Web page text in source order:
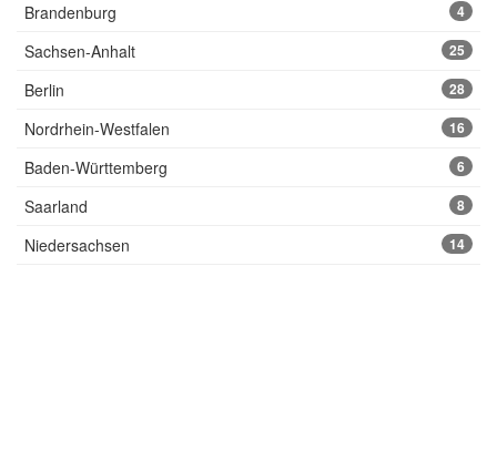
Brandenburg 4
Sachsen-Anhalt 25
Berlin 28
Nordrhein-Westfalen 16
Baden-Württemberg 6
Saarland 8
Niedersachsen 14